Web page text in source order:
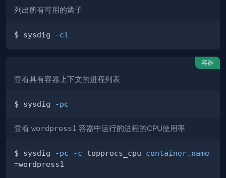
列出所有可用的凿子
$ sysdig -cl
容器
查看具有容器上下文的进程列表
$ sysdig -pc
查看 wordpress1 容器中运行的进程的CPU使用率
$ sysdig -pc -c topprocs_cpu container.name
=